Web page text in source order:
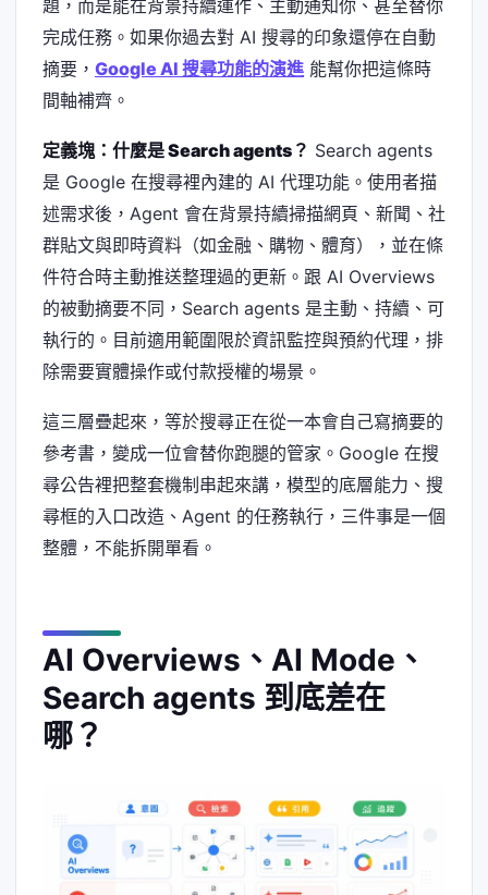
題，而是能在背景持續運作、主動通知你、甚至替你
完成任務。如果你過去對 AI 搜尋的印象還停在自動
摘要， Google AI 搜尋功能的演進 能幫你把這條時
間軸補齊。
定義塊：什麼是 Search agents？ Search agents
是 Google 在搜尋裡內建的 AI 代理功能。使用者描
述需求後，Agent 會在背景持續掃描網頁、新聞、社
群貼文與即時資料（如金融、購物、體育），並在條
件符合時主動推送整理過的更新。跟 AI Overviews
的被動摘要不同，Search agents 是主動、持續、可
執行的。目前適用範圍限於資訊監控與預約代理，排
除需要實體操作或付款授權的場景。
這三層疊起來，等於搜尋正在從一本會自己寫摘要的
參考書，變成一位會替你跑腿的管家。Google 在搜
尋公告裡把整套機制串起來講，模型的底層能力、搜
尋框的入口改造、Agent 的任務執行，三件事是一個
整體，不能拆開單看。
AI Overviews、AI Mode、
Search agents 到底差在
哪？